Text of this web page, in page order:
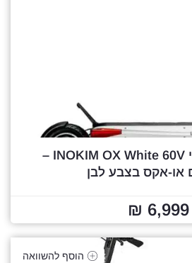
קורקינט חשמלי INOKIM OX White 60V –
או-אקס בצבע לבן
6,999 ₪
הוסף להשוואה